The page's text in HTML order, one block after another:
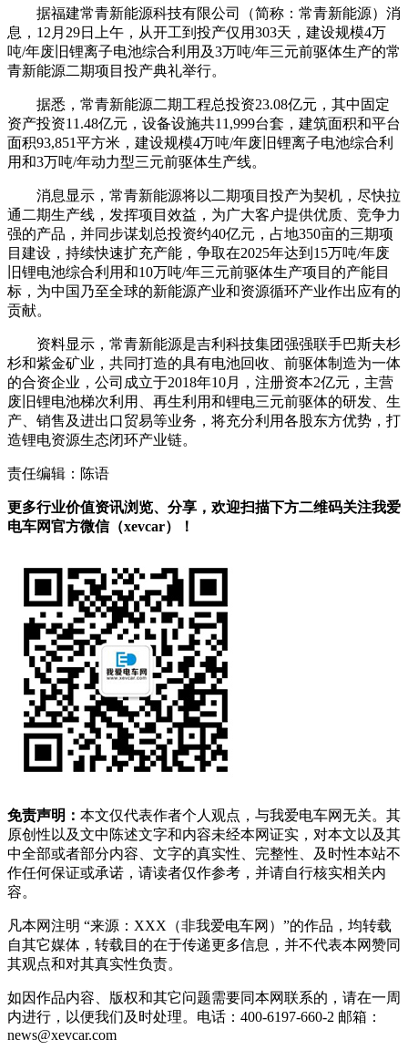
据福建常青新能源科技有限公司（简称：常青新能源）消
息，12月29日上午，从开工到投产仅用303天，建设规模4万
吨/年废旧锂离子电池综合利用及3万吨/年三元前驱体生产的常
青新能源二期项目投产典礼举行。
据悉，常青新能源二期工程总投资23.08亿元，其中固定
资产投资11.48亿元，设备设施共11,999台套，建筑面积和平台
面积93,851平方米，建设规模4万吨/年废旧锂离子电池综合利
用和3万吨/年动力型三元前驱体生产线。
消息显示，常青新能源将以二期项目投产为契机，尽快拉
通二期生产线，发挥项目效益，为广大客户提供优质、竞争力
强的产品，并同步谋划总投资约40亿元，占地350亩的三期项
目建设，持续快速扩充产能，争取在2025年达到15万吨/年废
旧锂电池综合利用和10万吨/年三元前驱体生产项目的产能目
标，为中国乃至全球的新能源产业和资源循环产业作出应有的
贡献。
资料显示，常青新能源是吉利科技集团强强联手巴斯夫杉
杉和紫金矿业，共同打造的具有电池回收、前驱体制造为一体
的合资企业，公司成立于2018年10月，注册资本2亿元，主营
废旧锂电池梯次利用、再生利用和锂电三元前驱体的研发、生
产、销售及进出口贸易等业务，将充分利用各股东方优势，打
造锂电资源生态闭环产业链。
责任编辑：陈语
更多行业价值资讯浏览、分享，欢迎扫描下方二维码关注我爱
电车网官方微信（xevcar）！
免责声明： 本文仅代表作者个人观点，与我爱电车网无关。其
原创性以及文中陈述文字和内容未经本网证实，对本文以及其
中全部或者部分内容、文字的真实性、完整性、及时性本站不
作任何保证或承诺，请读者仅作参考，并请自行核实相关内
容。
凡本网注明 “来源：XXX（非我爱电车网）”的作品，均转载
自其它媒体，转载目的在于传递更多信息，并不代表本网赞同
其观点和对其真实性负责。
如因作品内容、版权和其它问题需要同本网联系的，请在一周
内进行，以便我们及时处理。电话：400-6197-660-2 邮箱：
news@xevcar.com